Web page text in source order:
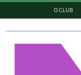
O CLUB